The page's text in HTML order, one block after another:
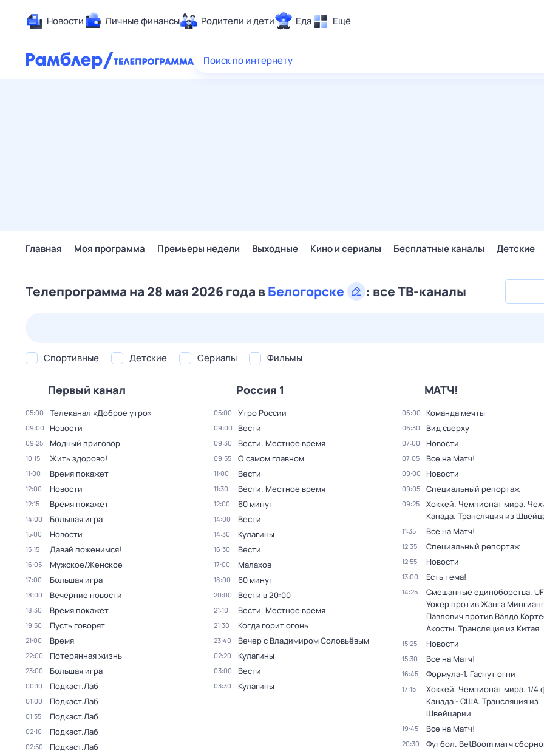
Новости Личные финансы Родители и дети Еда Ещё
Здоровье
Поиск по интернету
Главная Моя программа Премьеры недели Выходные Кино и сериалы Бесплатные каналы Детские
Телепрограмма на 28 мая 2026 года вБелогорске : все ТВ-каналы
Спортивные Детские Сериалы Фильмы
Первый канал
05:00 Телеканал «Доброе утро»
09:00 Новости
09:25 Модный приговор
10:15 Жить здорово!
11:00 Время покажет
12:00 Новости
12:15 Время покажет
14:00 Большая игра
15:00 Новости
15:15 Давай поженимся!
16:05 Мужское/Женское
17:00 Большая игра
18:00 Вечерние новости
18:30 Время покажет
19:50 Пусть говорят
21:00 Время
22:00 Потерянная жизнь
23:00 Большая игра
00:10 Подкаст.Лаб
01:00 Подкаст.Лаб
01:35 Подкаст.Лаб
02:10 Подкаст.Лаб
02:50 Подкаст.Лаб
Россия 1
05:00 Утро России
09:00 Вести
09:30 Вести. Местное время
09:55 О самом главном
11:00 Вести
11:30 Вести. Местное время
12:00 60 минут
14:00 Вести
14:30 Кулагины
16:30 Вести
17:00 Малахов
18:00 60 минут
20:00 Вести в 20:00
21:10 Вести. Местное время
21:30 Когда горит огонь
23:40 Вечер с Владимиром Соловьёвым
02:20 Кулагины
03:00 Вести
03:30 Кулагины
МАТЧ!
06:00 Команда мечты
06:30 Вид сверху
07:00 Новости
07:05 Все на Матч!
09:00 Новости
09:05 Специальный репортаж
09:25
Хоккей. Чемпионат мира.
Канада. Трансляция из
11:35 Все на Матч!
12:35 Специальный репортаж
12:55 Новости
13:00 Есть тема!
14:25
Смешанные единоборства.
Уокер против Жанга
Павлович против Валдо
Акосты. Трансляция из Китая
15:25 Новости
15:30 Все на Матч!
16:45 Формула-1. Гаснут огни
17:15
Хоккей. Чемпионат мира. 1/4
Канада - США. Трансляция из
Швейцарии
19:45 Все на Матч!
20:30
Футбол. BetBoom матч